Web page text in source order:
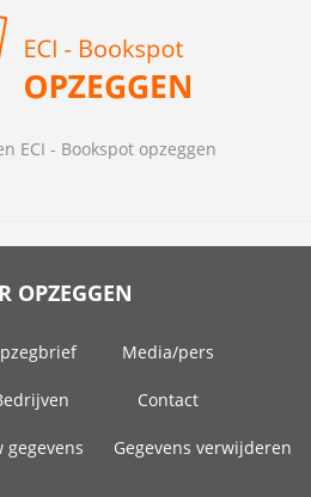
ECI - Bookspot opzeggen
OPZEGGEN
Media/pers
Contact
gegevens Gegevens verwijderen